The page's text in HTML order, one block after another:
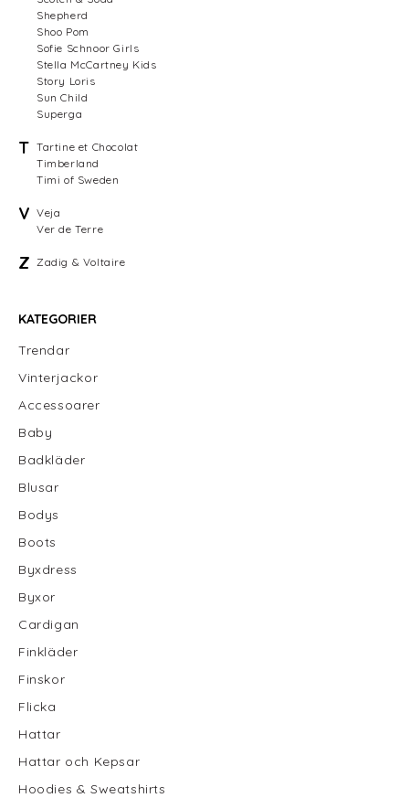
Shepherd
Shoo Pom
Sofie Schnoor Girls
Stella McCartney Kids
Story Loris
Sun Child
Superga
T Tartine et Chocolat
Timberland
Timi of Sweden
V Veja
Ver de Terre
Z Zadig & Voltaire
KATEGORIER
Trendar
Vinterjackor
Accessoarer
Baby
Badkläder
Blusar
Bodys
Boots
Byxdress
Byxor
Cardigan
Finkläder
Finskor
Flicka
Hattar
Hattar och Kepsar
Hoodies & Sweatshirts